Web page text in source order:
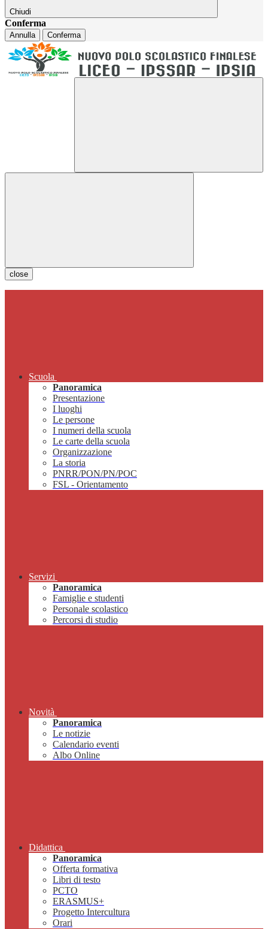
Chiudi
Conferma
Annulla Conferma
close
Scuola
Panoramica
Presentazione
I luoghi
Le persone
I numeri della scuola
Le carte della scuola
Organizzazione
La storia
PNRR/PON/PN/POC
FSL - Orientamento
Servizi
Panoramica
Famiglie e studenti
Personale scolastico
Percorsi di studio
Novità
Panoramica
Le notizie
Calendario eventi
Albo Online
Didattica
Panoramica
Offerta formativa
Libri di testo
PCTO
ERASMUS+
Progetto Intercultura
Orari